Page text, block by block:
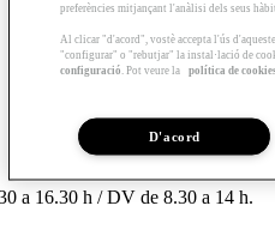
a 16.30 h / DV de 8.30 a 14 h.
preferències mitjançant l'anàlisi dels seus
Al clicar "d'acord", vostè accepta l'ús
"configurar" o "rebutjar" la instal·lació de
configuració . Pot veure la política de
D'acord